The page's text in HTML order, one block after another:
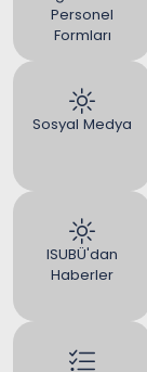
Personel
Formları
Sosyal Medya
ISUBÜ'dan
Haberler